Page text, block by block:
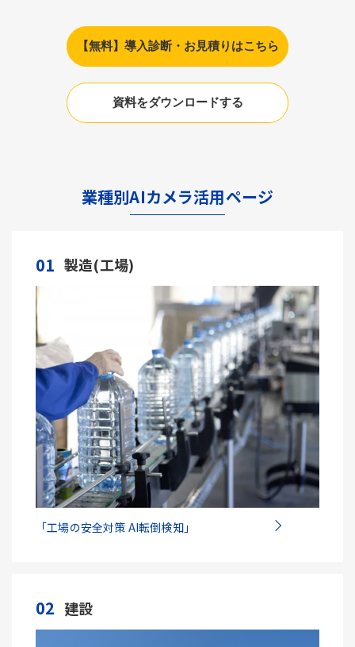
【無料】導入診断・お見積りはこちら
資料をダウンロードする
業種別AIカメラ活用ページ
01 製造(工場)
「工場の安全対策 AI転倒検知」
02 建設